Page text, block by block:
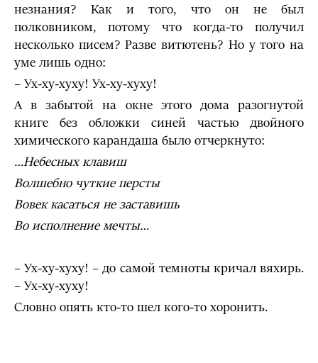
незнания? Как и того, что он не был
полковником, потому что когда-то получил
несколько писем? Разве витютень? Но у того на
уме лишь одно:
– Ух-ху-хуху! Ух-ху-хуху!
А в забытой на окне этого дома разогнутой
книге без обложки синей частью двойного
химического карандаша было отчеркнуто:
…Небесных клавиш
Волшебно чуткие персты
Вовек касаться не заставишь
Во исполнение мечты…
– Ух-ху-хуху! – до самой темноты кричал вяхирь.
– Ух-ху-хуху!
Словно опять кто-то шел кого-то хоронить.